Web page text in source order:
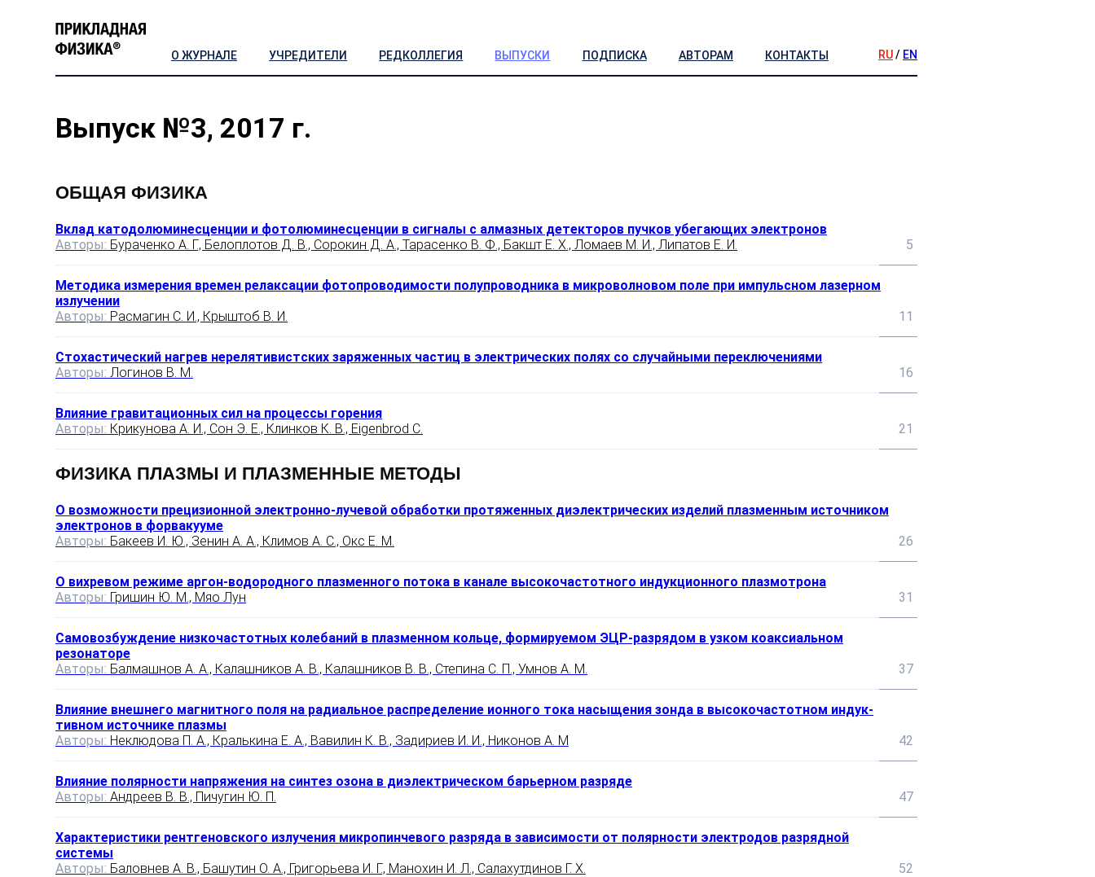
О ЖУРНАЛЕ УЧРЕДИТЕЛИ РЕДКОЛЛЕГИЯ ВЫПУСКИ ПОДПИСКА АВТОРАМ КОНТАКТЫ RU/ EN
Выпуск №3, 2017 г.
ОБЩАЯ ФИЗИКА
Вклад катодолюминесценции и фотолюминесценции в сигналы с алмазных детекторов пучков убегающих электронов
Авторы: Бураченко А. Г., Белоплотов Д. В., Сорокин Д. А., Тарасенко В. Ф., Бакшт Е. Х., Ломаев М. И., Липатов Е. И. 5
Методика измерения времен релаксации фотопроводимости полупроводника в микроволновом поле при импульсном лазерном
излучении
Авторы: Расмагин С. И., Крыштоб В. И. 11
Стохастический нагрев нерелятивистских заряженных частиц в электрических полях со случайными переключениями
Авторы: Логинов В. М. 16
Влияние гравитационных сил на процессы горения
Авторы: Крикунова А. И., Сон Э. Е., Клинков К. В., Eigenbrod C. 21
ФИЗИКА ПЛАЗМЫ И ПЛАЗМЕННЫЕ МЕТОДЫ
О возможности прецизионной электронно-лучевой обработки протяженных диэлектрических изделий плазменным источником
электронов в форвакууме
Авторы: Бакеев И. Ю., Зенин А. А., Климов А. С., Окс Е. М. 26
О вихревом режиме аргон-водородного плазменного потока в канале высокочастотного индукционного плазмотрона
Авторы: Гришин Ю. М., Мяо Лун 31
Самовозбуждение низкочастотных колебаний в плазменном кольце, формируемом ЭЦР-разрядом в узком коаксиальном
резонаторе
Авторы: Балмашнов А. А., Калашников А. В., Калашников В. В., Степина С. П., Умнов А. М. 37
Влияние внешнего магнитного поля на радиальное распределение ионного тока насыщения зонда в высокочастотном индук-
тивном источнике плазмы
Авторы: Неклюдова П. А., Кралькина Е. А., Вавилин К. В., Задириев И. И., Никонов А. М 42
Влияние полярности напряжения на синтез озона в диэлектрическом барьерном разряде
Авторы: Андреев В. В., Пичугин Ю. П. 47
Характеристики рентгеновского излучения микропинчевого разряда в зависимости от полярности электродов разрядной
системы
Авторы: Баловнев А. В., Башутин О. А., Григорьева И. Г., Манохин И. Л., Салахутдинов Г. Х. 52